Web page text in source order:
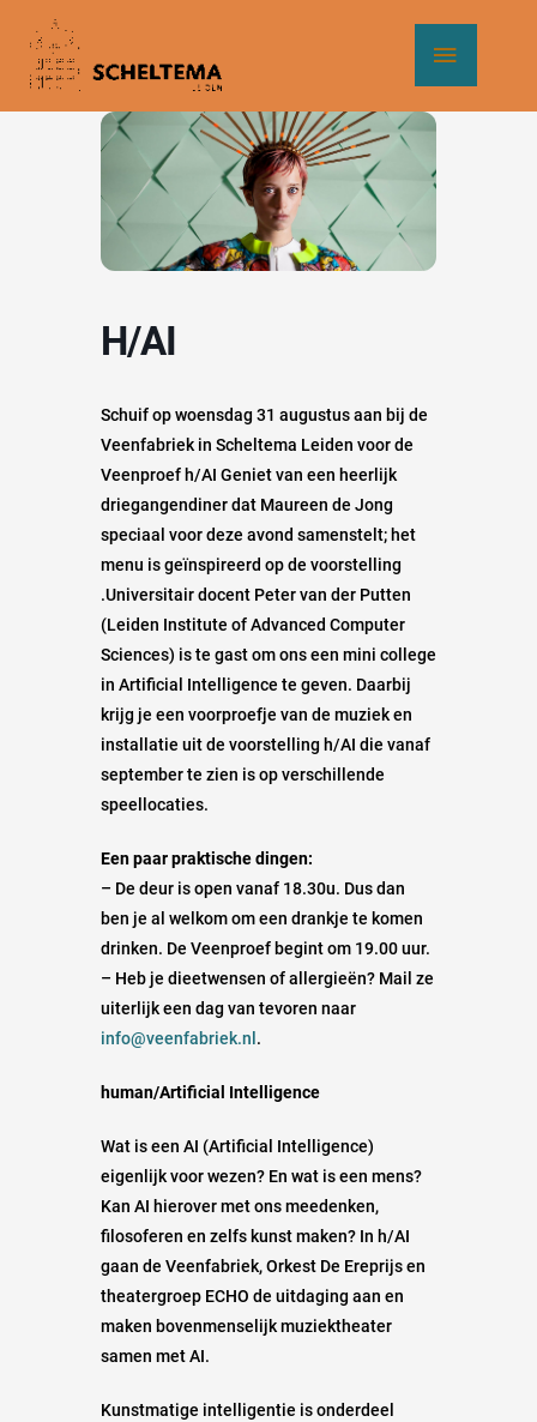
naar
h/AI
Schuif op woensdag 31 augustus aan bij de
Veenfabriek in Scheltema Leiden voor de
Veenproef h/AI Geniet van een heerlijk
driegangendiner dat Maureen de Jong
speciaal voor deze avond samenstelt; het
menu is geïnspireerd op de voorstelling
.Universitair docent Peter van der Putten
(Leiden Institute of Advanced Computer
Sciences) is te gast om ons een mini college
in Artificial Intelligence te geven. Daarbij
krijg je een voorproefje van de muziek en
installatie uit de voorstelling h/AI die vanaf
september te zien is op verschillende
speellocaties.
Een paar praktische dingen:
– De deur is open vanaf 18.30u. Dus dan
ben je al welkom om een drankje te komen
drinken. De Veenproef begint om 19.00 uur.
– Heb je dieetwensen of allergieën? Mail ze
uiterlijk een dag van tevoren naar
info@veenfabriek.nl .
human/Artificial Intelligence
Wat is een AI (Artificial Intelligence)
eigenlijk voor wezen? En wat is een mens?
Kan AI hierover met ons meedenken,
filosoferen en zelfs kunst maken? In h/AI
gaan de Veenfabriek, Orkest De Ereprijs en
theatergroep ECHO de uitdaging aan en
maken bovenmenselijk muziektheater
samen met AI.
Kunstmatige intelligentie is onderdeel